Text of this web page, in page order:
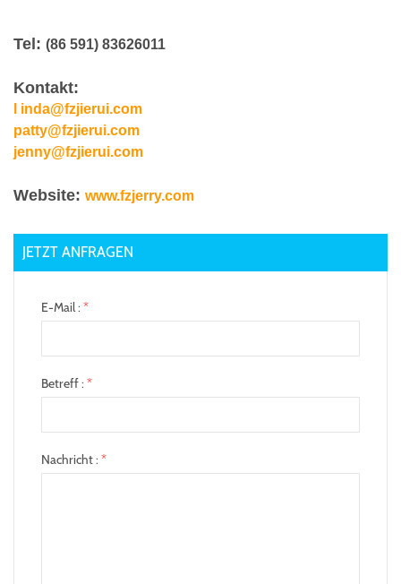
Tel: (86 591) 83626011
Kontakt:
inda@fzjierui.com
patty@fzjierui.com
jenny@fzjierui.com
Website: www.fzjerry.com
JETZT ANFRAGEN
E-Mail : *
Betreff : *
Nachricht : *